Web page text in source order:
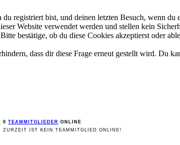
registriert bist, und deinen letzten Besuch, wenn
Website verwendet werden und stellen kein
bestätige, ob du diese Cookies akzeptierst oder
dass dir diese Frage erneut gestellt wird. Du
0 TEAMMITGLIEDER ONLINE
ZURZEIT IST KEIN TEAMMITGLIED ONLINE!